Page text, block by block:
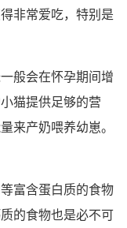
非常爱吃，特别是
般会在怀孕期间增
猫提供足够的营
来产奶喂养幼崽。
富含蛋白质的食物
的食物也是必不可